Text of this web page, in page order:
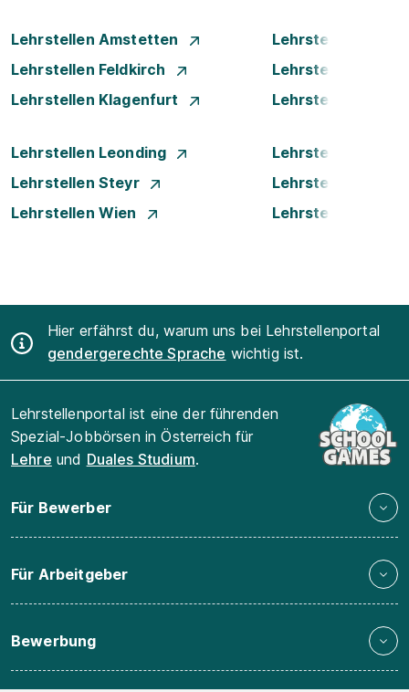
Lehrstellen Amstetten
Lehrstellen
Lehrstellen Feldkirch
Lehrstellen Graz
Lehrstellen Klagenfurt
Lehrstellen
Lehrstellen Leonding
Lehrstellen Linz
Lehrstellen Steyr
Lehrstellen Traun
Lehrstellen Wien
Lehrstellen
Hier erfährst du, warum uns bei Lehrstellenportal
gendergerechte Sprache wichtig ist.
Lehrstellenportal ist eine der führenden
Spezial-Jobbörsen in Österreich für
Lehre und Duales Studium.
Für Bewerber
Für Arbeitgeber
Bewerbung